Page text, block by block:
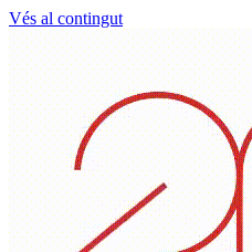
Vés al contingut